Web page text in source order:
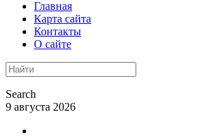
Главная
Карта сайта
Контакты
О сайте
Search
9 августа 2026